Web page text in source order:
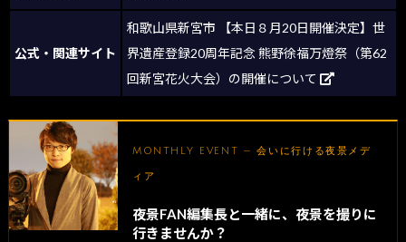
公式・関連サイト
和歌山県新宮市 【本日８月20日開催決定】世
界遺産登録20周年記念 熊野徐福万燈祭（第62
回新宮花火大会）の開催について
MONTHLY EVENT — 会いに行ける夜景メデ
ィア
夜景FAN編集長と一緒に、夜景を撮りに
行きませんか？